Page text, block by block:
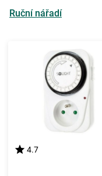
Ruční nářadí
4.7